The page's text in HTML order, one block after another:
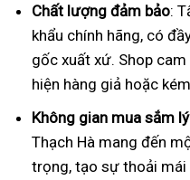
Chất lượng đảm bảo:
khẩu chính hãng, có
gốc xuất xứ. Shop
hiện hàng giả hoặc
Không gian mua sắm
Thạch Hà mang đến
trọng, tạo sự thoải mái